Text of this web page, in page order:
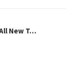
New T…